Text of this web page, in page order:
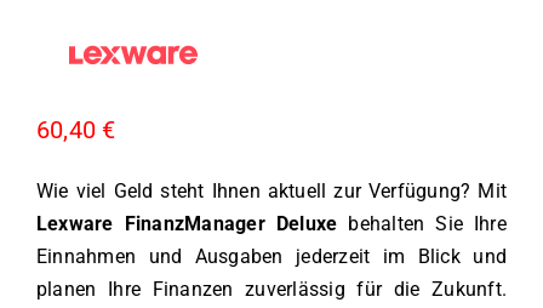
60,40 €
Wie viel Geld steht Ihnen aktuell zur Verfügung? Mit
Lexware FinanzManager Deluxe behalten Sie Ihre
Einnahmen und Ausgaben jederzeit im Blick und
planen Ihre Finanzen zuverlässig für die Zukunft.